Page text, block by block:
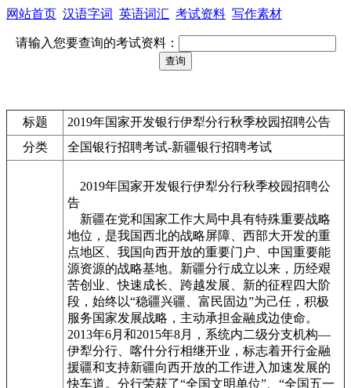
网站首页 汉语字词 英语词汇 考试资料 写作素材
请输入您要查询的考试资料：
标题
2019年国家开发银行伊犁分行秋季校园招聘公告
分类
全国银行招聘考试-新疆银行招聘考试
2019年国家开发银行伊犁分行秋季校园招聘公
告
新疆在党和国家工作大局中具有特殊重要战略
地位，是我国西北的战略屏障、西部大开发的重
点地区、我国向西开放的重要门户、中国重要能
源资源的战略基地。新疆分行成立以来，历经艰
苦创业、快速成长、跨越发展、新的征程四大阶
段，始终以“稳疆兴疆、富民固边”为己任，积极
服务国家发展战略，主动承担金融戍边使命。
2013年6月和2015年8月，系统内二级分支机构—
伊犁分行、喀什分行相继开业，标志着开行金融
援疆和支持新疆向西开放的工作进入加速发展的
快车道。分行荣获了“全国文明单位”、“全国五一